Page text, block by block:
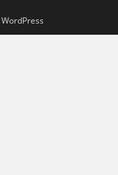
WordPress